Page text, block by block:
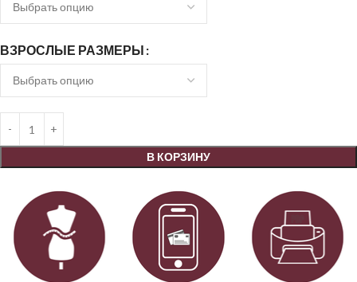
ВЗРОСЛЫЕ РАЗМЕРЫ
В КОРЗИНУ